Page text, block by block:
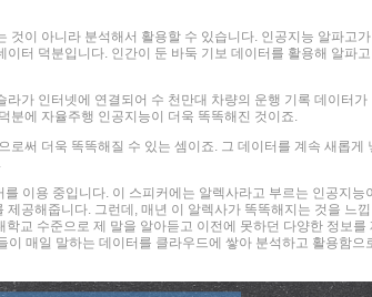
것이 아니라 분석해서 활용할 수 있습니다. 인공지능 알파고가
터 덕분입니다. 인간이 둔 바둑 기보 데이터를 활용해 알파고
가 인터넷에 연결되어 수 천만대 차량의 운행 기록 데이터가
분에 자율주행 인공지능이 더욱 똑똑해진 것이죠.
써 더욱 똑똑해질 수 있는 셈이죠. 그 데이터를 계속 새롭게
이용 중입니다. 이 스피커에는 알렉사라고 부르는 인공지능이
공해줍니다. 그런데, 매년 이 알렉사가 똑똑해지는 것을 느낍
교 수준으로 제 말을 알아듣고 이전에 못하던 다양한 정보를
매일 말하는 데이터를 클라우드에 쌓아 분석하고 활용함으